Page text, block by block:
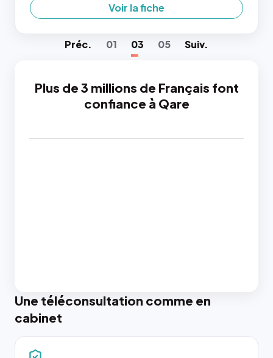
Voir la fiche
Préc. 01 03 05 Suiv.
Plus de 3 millions de Français font
confiance à Qare
Une téléconsultation comme en
cabinet